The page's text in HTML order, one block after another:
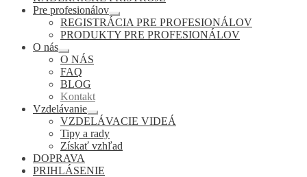
Pre profesionálov
Rozbaliť
podradené
menu
REGISTRÁCIA PRE PROFESIONÁLOV
PRODUKTY PRE PROFESIONÁLOV
O nás
Rozbaliť
podradené
menu
O NÁS
FAQ
BLOG
Kontakt
Vzdelávanie
Rozbaliť
podradené
menu
VZDELÁVACIE VIDEÁ
Tipy a rady
Získať vzhľad
DOPRAVA
PRIHLÁSENIE